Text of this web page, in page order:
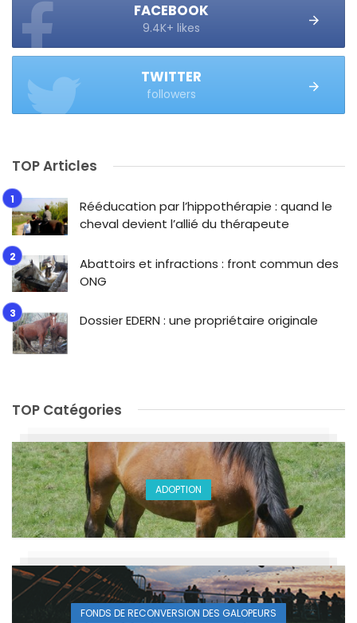
FACEBOOK
9.4K+ likes
TWITTER
followers
TOP Articles
Rééducation par l’hippothérapie : quand le
cheval devient l’allié du thérapeute
Abattoirs et infractions : front commun des
ONG
Dossier EDERN : une propriétaire originale
TOP Catégories
ADOPTION
FONDS DE RECONVERSION DES GALOPEURS